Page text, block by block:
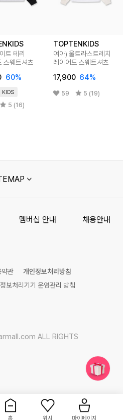
트 테리
스웨트셔츠
60%
KIDS
5 (16)
TOPTENKIDS
여아) 울트라스트레치
레이어드 스웨트셔츠
17,900 64%
59 5 (19)
홈 위시 마이페이지
멤버십 안내 채용안내
약관
개인정보처리방침
보처리기기 운영관리 방침
ALL RIGHTS